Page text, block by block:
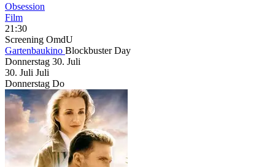
Obsession
Film
21:30
Screening OmdU
Gartenbaukino Blockbuster Day
Donnerstag 30. Juli
30. Juli Juli
Donnerstag Do